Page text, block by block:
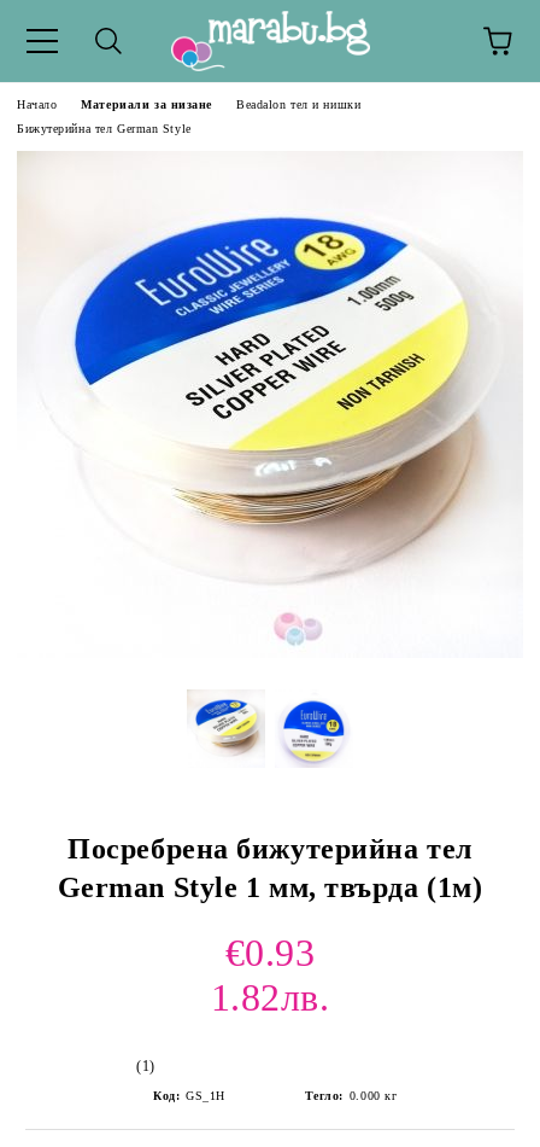
Начало Материали за низане
Beadalon тел и нишки
Бижутерийна тел German Style
Посребрена бижутерийна тел
German Style 1 мм, твърда (1м)
€0.93
1.82лв.
(1)
Код: GS_1H Тегло: 0.000 кг